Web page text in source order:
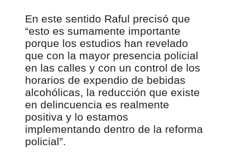
En este sentido Raful precisó que
“esto es sumamente importante
porque los estudios han revelado
que con la mayor presencia policial
en las calles y con un control de los
horarios de expendio de bebidas
alcohólicas, la reducción que existe
en delincuencia es realmente
positiva y lo estamos
implementando dentro de la reforma
policial”.